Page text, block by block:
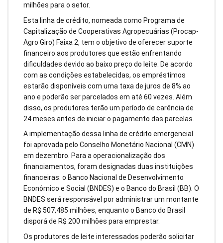
milhões para o setor.
Esta linha de crédito, nomeada como Programa de
Capitalização de Cooperativas Agropecuárias (Procap-
Agro Giro) Faixa 2, tem o objetivo de oferecer suporte
financeiro aos produtores que estão enfrentando
dificuldades devido ao baixo preço do leite. De acordo
com as condições estabelecidas, os empréstimos
estarão disponíveis com uma taxa de juros de 8% ao
ano e poderão ser parcelados em até 60 vezes. Além
disso, os produtores terão um período de carência de
24 meses antes de iniciar o pagamento das parcelas.
A implementação dessa linha de crédito emergencial
foi aprovada pelo Conselho Monetário Nacional (CMN)
em dezembro. Para a operacionalização dos
financiamentos, foram designadas duas instituições
financeiras: o Banco Nacional de Desenvolvimento
Econômico e Social (BNDES) e o Banco do Brasil (BB). O
BNDES será responsável por administrar um montante
de R$ 507,485 milhões, enquanto o Banco do Brasil
disporá de R$ 200 milhões para emprestar.
Os produtores de leite interessados poderão solicitar